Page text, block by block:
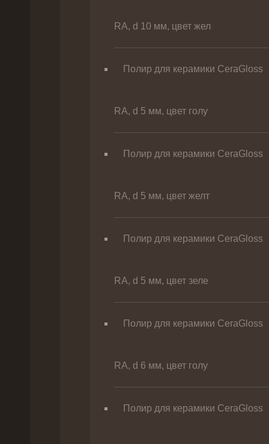
RA, d 10 мм, цвет жел
Полир для керамики CeraGloss
RA, d 5 мм, цвет голу
Полир для керамики CeraGloss
RA, d 5 мм, цвет желт
Полир для керамики CeraGloss
RA, d 5 мм, цвет зеле
Полир для керамики CeraGloss
RA, d 6 мм, цвет голу
Полир для керамики CeraGloss